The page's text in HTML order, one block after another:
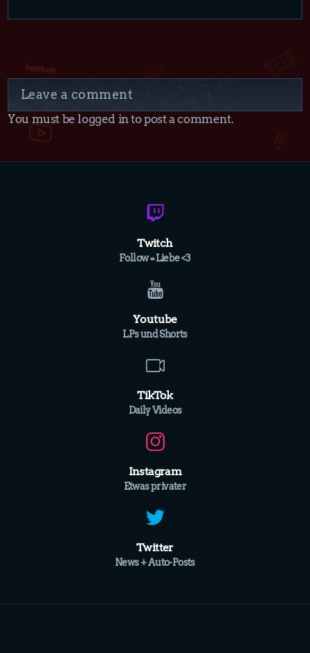
Leave a comment
You must be logged in to post a comment.
Twitch
Follow = Liebe <3
Youtube
LPs und Shorts
TikTok
Daily Videos
Instagram
Etwas privater
Twitter
News + Auto-Posts